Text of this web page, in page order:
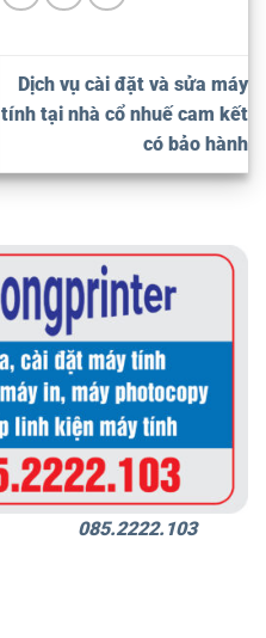
Dịch vụ cài đặt và sửa máy
tính tại nhà cổ nhuế cam kết
có bảo hành
VẤN: 085.2222.103